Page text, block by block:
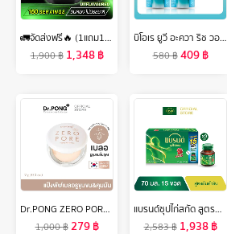
🚛จัดส่งฟรี🔥 (1แถม1)Truvitar Creatine ครีเอทีน ทรูวิต้าร์ ลดการสลายของมวลกล้ามเนื้อ เพิ่มพลังงานสูง เหมาะสำหรับสายสุขภาพ
1,900฿ 1,348฿
บิโอเร ยูวี อะควา ริช วอเตอร์รี่ เจล 90มล x 2 Biore UV Aqua Rich Watery Gel SPF50+ PA++++ 90ml x 2
580฿409฿
Dr.PONG ZERO PORE blurring K-powder แป้งพัฟเบลอรูขุมขน MADE IN KOREA
1,000฿279฿
แบรนด์ซุปไก่สกัด สูตรต้นตำรับ 70 มล. แพค 15 ขวด x 3 แพค (45 ขวด) (BEC)
2,583฿ 1,938฿